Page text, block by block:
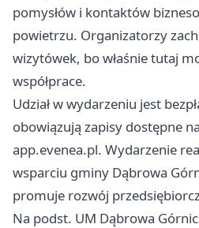
pomysłów i kontaktów
powietrzu. Organizatorzy
wizytówek, bo właśnie tutaj
współprace.
Udział w wydarzeniu jest
obowiązują zapisy dostępne
app.evenea.pl. Wydarzenie
wsparciu gminy Dąbrowa
promuje rozwój
Na podst. UM Dąbrowa